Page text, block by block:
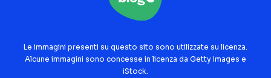
Le immagini presenti su questo sito sono utilizzate su licenza.
Alcune immagini sono concesse in licenza da Getty Images e
iStock.